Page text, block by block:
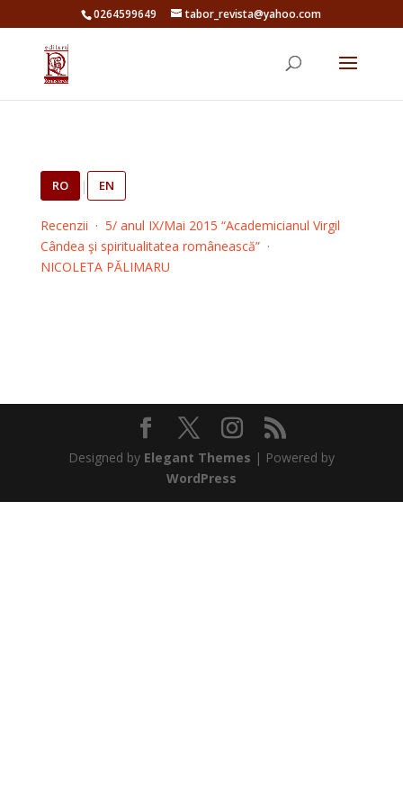
0264599649 tabor_revista@yahoo.com
RO | EN
Recenzii · 5/ anul IX/Mai 2015 “Academicianul Virgil
Cândea şi spiritualitatea românească”·
NICOLETA PĂLIMARU
Designed by Elegant Themes | Powered by
WordPress